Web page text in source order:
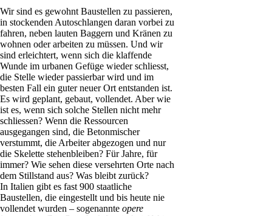
Wir sind es gewohnt Baustellen zu passieren,
in stockenden Autoschlangen daran vorbei zu
fahren, neben lauten Baggern und Kränen zu
wohnen oder arbeiten zu müssen. Und wir
sind erleichtert, wenn sich die klaffende
Wunde im urbanen Gefüge wieder schliesst,
die Stelle wieder passierbar wird und im
besten Fall ein guter neuer Ort entstanden ist.
Es wird geplant, gebaut, vollendet. Aber wie
ist es, wenn sich solche Stellen nicht mehr
schliessen? Wenn die Ressourcen
ausgegangen sind, die Betonmischer
verstummt, die Arbeiter abgezogen und nur
die Skelette stehenbleiben? Für Jahre, für
immer? Wie sehen diese versehrten Orte nach
dem Stillstand aus? Was bleibt zurück?
In Italien gibt es fast 900 staatliche
Baustellen, die eingestellt und bis heute nie
vollendet wurden – sogenannte opere